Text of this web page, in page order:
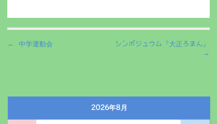
P
← 中学運動会
シンポジュウム『大正ろまん』
→
2026年8月